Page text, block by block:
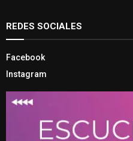
REDES SOCIALES
Facebook
Instagram